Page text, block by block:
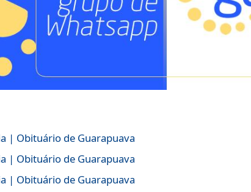
| Obituário de Guarapuava
| Obituário de Guarapuava
| Obituário de Guarapuava